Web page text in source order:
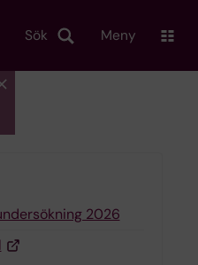
Sök Meny
2026